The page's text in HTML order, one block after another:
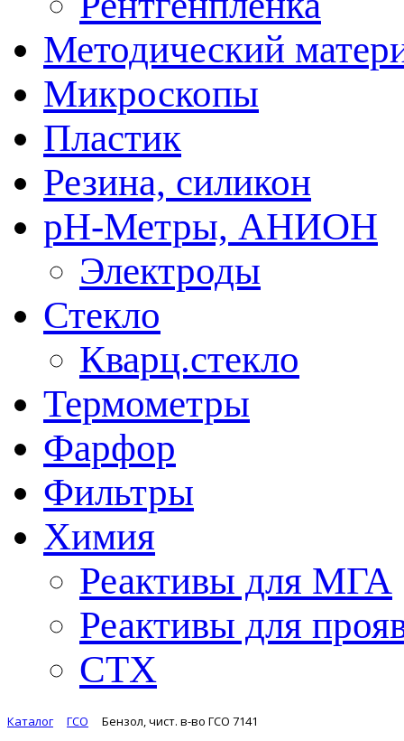
Методический
Микроскопы
Пластик
Резина, силикон
рН-Метры, АНИОН
Электроды
Стекло
Кварц.стекло
Термометры
Фарфор
Фильтры
Химия
Реактивы для МГА
Реактивы для
СТХ
Каталог ГСО Бензол, чист. в-во ГСО 7141